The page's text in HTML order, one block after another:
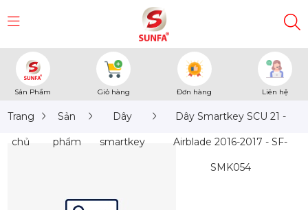
Sản Phẩm Giỏ hàng Đơn hàng Liên hệ
Trang
chủ
Sản
phẩm
Dây
smartkey
Dây Smartkey SCU 21 -
Airblade 2016-2017 - SF-
SMK054